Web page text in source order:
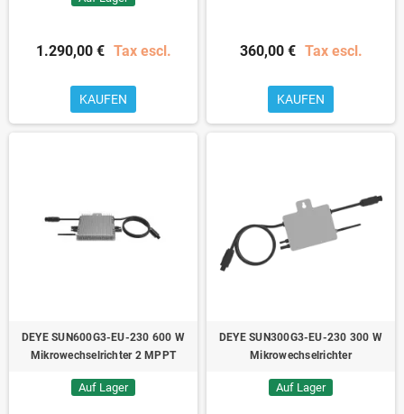
1.290,00 € Tax escl.
KAUFEN
360,00 € Tax escl.
KAUFEN
DEYE SUN600G3-EU-230 600 W
Mikrowechselrichter 2 MPPT
Auf Lager
DEYE SUN300G3-EU-230 300 W
Mikrowechselrichter
Auf Lager